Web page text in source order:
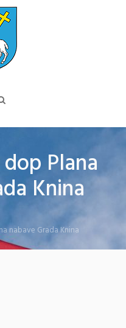
Plana
Knina
nabave Grada Knina